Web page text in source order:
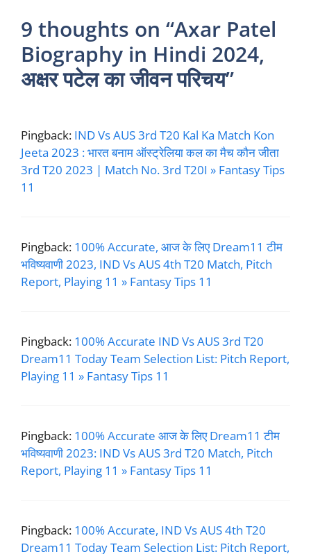
9 thoughts on “Axar Patel
Biography in Hindi 2024,
अक्षर पटेल का जीवन परिचय”
Pingback: IND Vs AUS 3rd T20 Kal Ka Match Kon
Jeeta 2023 : भारत बनाम ऑस्ट्रेलिया कल का मैच कौन जीता
3rd T20 2023 | Match No. 3rd T20I » Fantasy Tips
11
Pingback: 100% Accurate, आज के लिए Dream11 टीम
भविष्यवाणी 2023, IND Vs AUS 4th T20 Match, Pitch
Report, Playing 11 » Fantasy Tips 11
Pingback: 100% Accurate IND Vs AUS 3rd T20
Dream11 Today Team Selection List: Pitch Report,
Playing 11 » Fantasy Tips 11
Pingback: 100% Accurate आज के लिए Dream11 टीम
भविष्यवाणी 2023: IND Vs AUS 3rd T20 Match, Pitch
Report, Playing 11 » Fantasy Tips 11
Pingback: 100% Accurate, IND Vs AUS 4th T20
Dream11 Today Team Selection List: Pitch Report,